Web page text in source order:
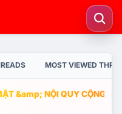
MOST VIEWED
&amp; NỘI QUY CỘNG